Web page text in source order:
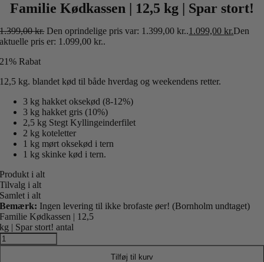
Familie Kødkassen | 12,5 kg | Spar stort!
1.399,00kr. Den oprindelige pris var: 1.399,00 kr..1.099,00kr.Den
aktuelle pris er: 1.099,00 kr..
21% Rabat
12,5 kg. blandet kød til både hverdag og weekendens retter.
3 kg hakket oksekød (8-12%)
3 kg hakket gris (10%)
2,5 kg Stegt Kyllingeinderfilet
2 kg koteletter
1 kg mørt oksekød i tern
1 kg skinke kød i tern.
Produkt i alt
Tilvalg i alt
Samlet i alt
Bemærk: Ingen levering til ikke brofaste øer! (Bornholm undtaget)
Familie Kødkassen | 12,5
kg | Spar stort! antal
Tilføj til kurv